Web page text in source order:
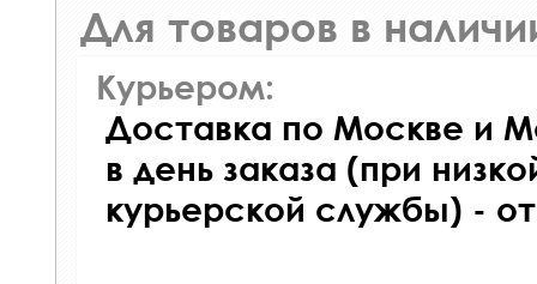
Для товаров в
Курьером:
Доставка по Москве и
в день заказа (при
курьерской службы) -